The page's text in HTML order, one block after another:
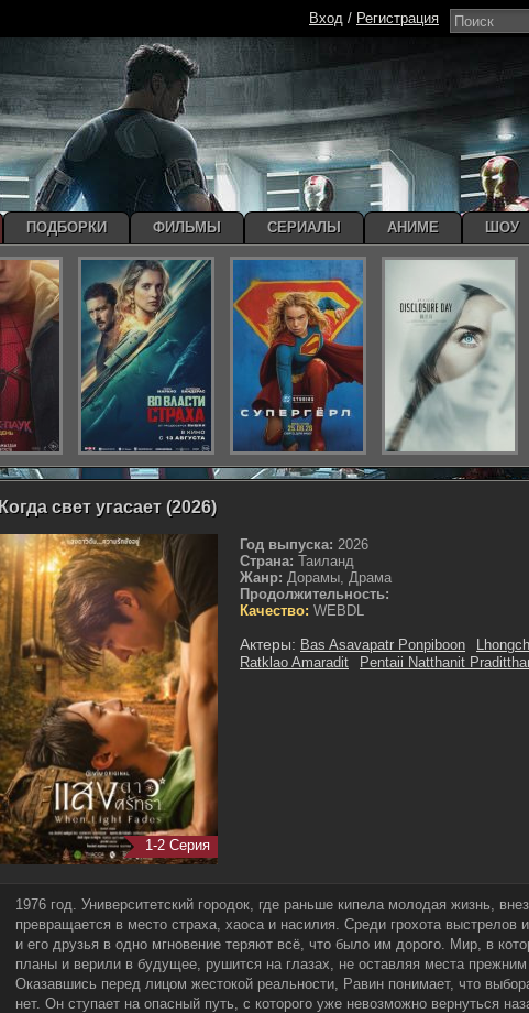
Когда свет угасает (2026)
1-2 Серия
Год выпуска: 2026
Страна: Таиланд
Жанр: Дорамы, Драма
Продолжительность:
Качество: WEBDL
Актеры: Bas Asavapatr Ponpiboon
Ratklao Amaradit
Pentaii Natthanit
1976 год. Университетский городок, где раньше кипела молодая жизнь,
превращается в место страха, хаоса и насилия. Среди грохота выстрелов
и его друзья в одно мгновение теряют всё, что было им дорого. Мир, в
планы и верили в будущее, рушится на глазах, не оставляя места
Оказавшись перед лицом жестокой реальности, Равин понимает, что
нет. Он ступает на опасный путь, с которого уже невозможно вернуться
Вход / Регистрация
ПОДБОРКИ ФИЛЬМЫ СЕРИАЛЫ АНИМЕ ШОУ